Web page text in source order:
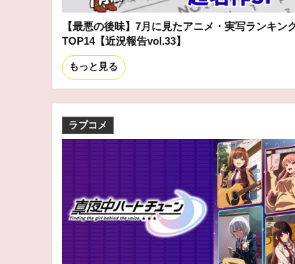
【最悪の後味】7月に見たアニメ・実写ランキン
TOP14【近況報告vol.33】
もっと見る
ラブコメ